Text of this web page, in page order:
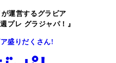
運営するグラビア
プレ グラジャパ！』
盛りだくさん!